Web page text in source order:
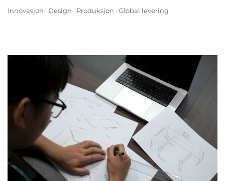
Innovasjon · Design · Produksjon · Global levering